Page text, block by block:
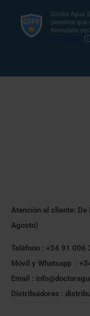
Atención al cliente:
Agosto)
Teléfono : +34 91 006
Móvil y Whatsapp :
Email :
Distribuidores :